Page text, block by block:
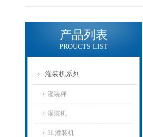
产品列表
PROUCTS LIST
灌装机系列
灌装秤
灌装机
5L灌装机